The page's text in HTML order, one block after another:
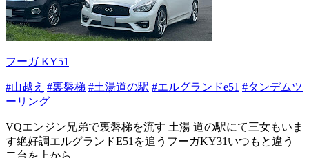
フーガ KY51
#山越え #裏磐梯 #土湯道の駅 #エルグランドe51 #タンデムツ
ーリング
VQエンジン兄弟で裏磐梯を流す 土湯 道の駅にて三女もいま
す絶好調エルグランドE51を追うフーガKY31いつもと違う
二台を上から